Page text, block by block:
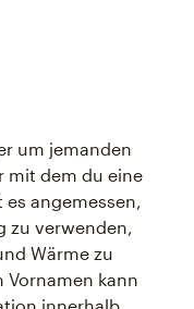
um jemanden
mit dem du eine
angemessen,
zu verwenden,
Wärme zu
Vornamen kann